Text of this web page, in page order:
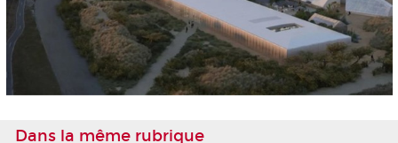
Dans la même rubrique